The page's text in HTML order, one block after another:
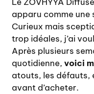
apparu comme
Curieux mais
trop idéales, j’ai
Après plusieurs
quotidienne, voici
atouts, les défauts,
avant d’acheter.